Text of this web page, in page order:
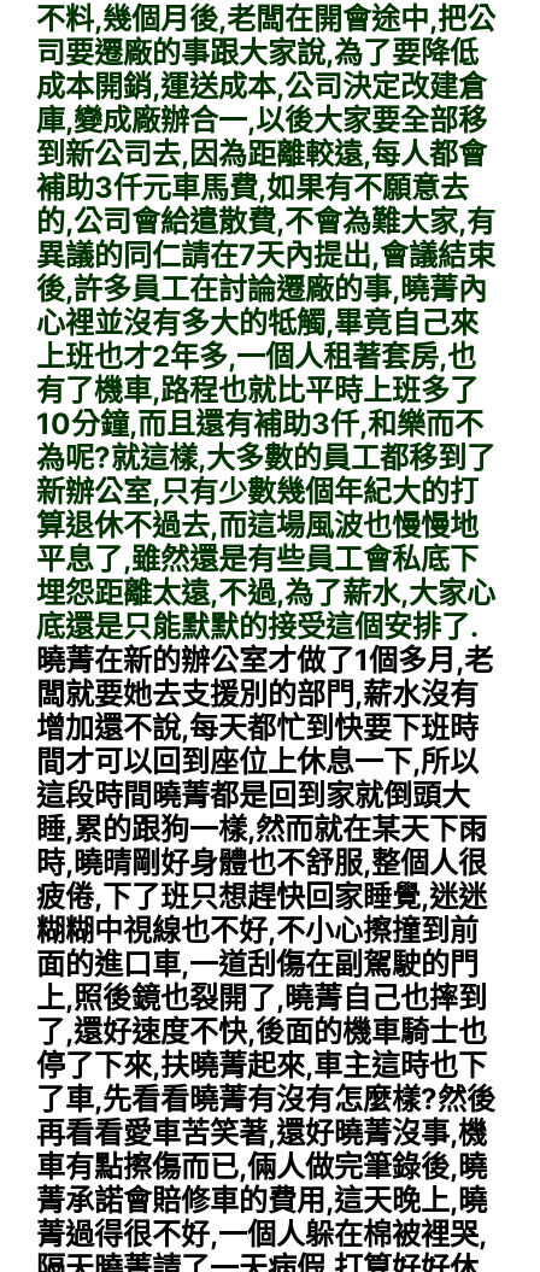
不料,幾個月後,老闆在開會途中,把公
司要遷廠的事跟大家說,為了要降低
成本開銷,運送成本,公司決定改建倉
庫,變成廠辦合一,以後大家要全部移
到新公司去,因為距離較遠,每人都會
補助3仟元車馬費,如果有不願意去
的,公司會給遣散費,不會為難大家,有
異議的同仁請在7天內提出,會議結束
後,許多員工在討論遷廠的事,曉菁內
心裡並沒有多大的牴觸,畢竟自己來
上班也才2年多,一個人租著套房,也
有了機車,路程也就比平時上班多了
10分鐘,而且還有補助3仟,和樂而不
為呢?就這樣,大多數的員工都移到了
新辦公室,只有少數幾個年紀大的打
算退休不過去,而這場風波也慢慢地
平息了,雖然還是有些員工會私底下
埋怨距離太遠,不過,為了薪水,大家心
底還是只能默默的接受這個安排了.
曉菁在新的辦公室才做了1個多月,老
闆就要她去支援別的部門,薪水沒有
增加還不說,每天都忙到快要下班時
間才可以回到座位上休息一下,所以
這段時間曉菁都是回到家就倒頭大
睡,累的跟狗一樣,然而就在某天下雨
時,曉晴剛好身體也不舒服,整個人很
疲倦,下了班只想趕快回家睡覺,迷迷
糊糊中視線也不好,不小心擦撞到前
面的進口車,一道刮傷在副駕駛的門
上,照後鏡也裂開了,曉菁自己也摔到
了,還好速度不快,後面的機車騎士也
停了下來,扶曉菁起來,車主這時也下
了車,先看看曉菁有沒有怎麼樣?然後
再看看愛車苦笑著,還好曉菁沒事,機
車有點擦傷而已,倆人做完筆錄後,曉
菁承諾會賠修車的費用,這天晚上,曉
菁過得很不好,一個人躲在棉被裡哭,